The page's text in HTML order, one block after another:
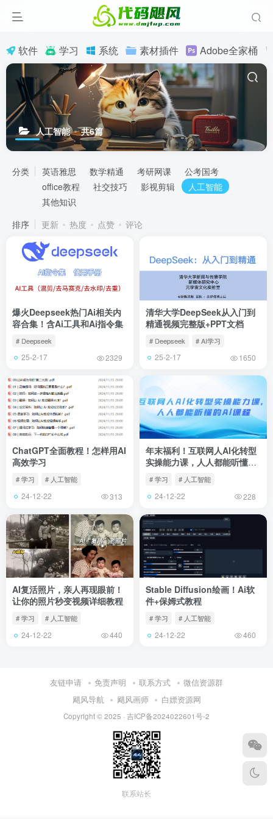
软件 学习 系统 素材插件 Adobe全家桶
人工智能 共6篇
分类 英语雅思 数学精通 考研网课
公考国考
office教程
社交技巧 影视剪辑
人工智能
其他知识
排序
更新 热度 点赞 评论
爆火Deepseek热门Ai相关内
容合集！含Ai工具和Ai指令集
# Deepseek
25-2-17 2329
清华大学DeepSeek从入门到
精通视频完整版+PPT文档
# Deepseek # AI学习
25-2-17 1650
ChatGPT全面教程！怎样用AI
高效学习
# 学习 # 人工智能
24-12-22 313
年末福利！互联网人Al化转型
实操能力课，人人都能听懂的
Al课程
# 学习 # 人工智能
24-12-22 228
AI复活照片，亲人再现眼前！
让你的照片秒变视频详细教程
# 学习 # 人工智能
24-12-22 440
Stable Diffusion绘画！Ai软
件+保姆式教程
# 学习 # 人工智能
24-12-22 460
友链申请 免责声明 联系方式
微信资源群
飓风导航
飓风画师 白嫖资源网
Copyright © 2025 · 吉ICP备2024022601号-2
联系站长